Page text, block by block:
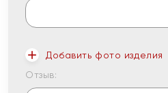
Добавить фото изделия
Отзыв: